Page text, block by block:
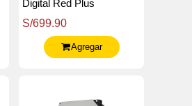
Digital Red Plus
5400Rpm, 3.5", Cache
64Mb
S/699.90
Agregar